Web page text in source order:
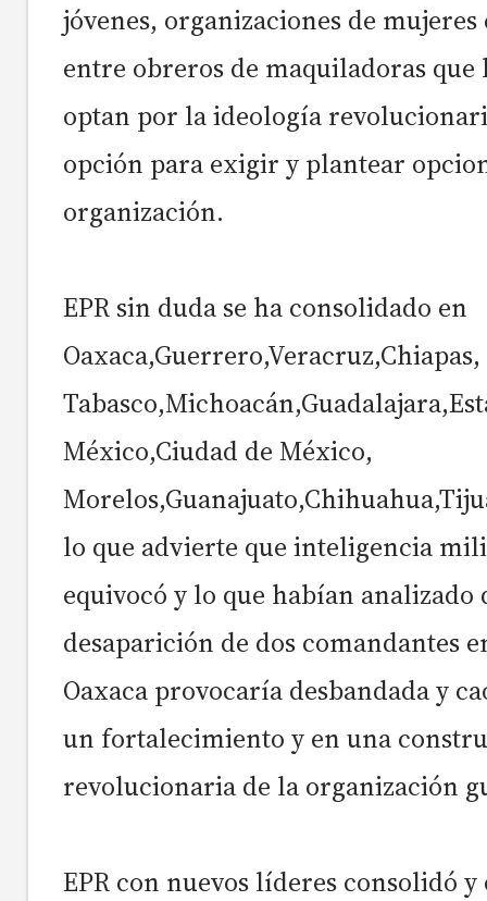
jóvenes, organizaciones de
entre obreros de maquiladoras que
optan por la ideología
opción para exigir y plantear
organización.
EPR sin duda se ha consolidado en
Oaxaca,Guerrero,Veracruz,Chiapas,
México,Ciudad de México,
lo que advierte que inteligencia
equivocó y lo que habían analizado
desaparición de dos comandantes
Oaxaca provocaría desbandada y
un fortalecimiento y en una
revolucionaria de la organización
EPR con nuevos líderes consolidó